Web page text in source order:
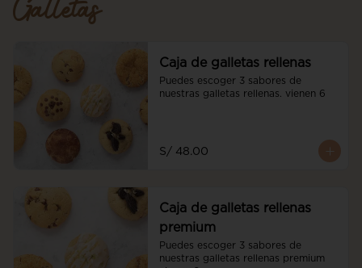
Galletas
Caja de galletas rellenas
Puedes escoger 3 sabores de
nuestras galletas rellenas. vienen 6
S/ 48.00
Caja de galletas rellenas
premium
Puedes escoger 3 sabores de
nuestras galletas rellenas premium